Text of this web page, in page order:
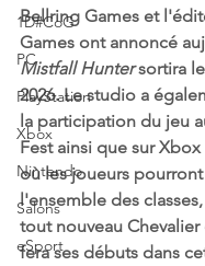
1D#CoG
PC
PlayStation
Xbox
Nintendo
Salons
eSport
Bellring Games et
Games ont annoncé
Mistfall Hunter sortira
2026. Le studio a
la participation du jeu
Fest ainsi que sur
où les joueurs
l'ensemble des
tout nouveau
fera ses débuts dans